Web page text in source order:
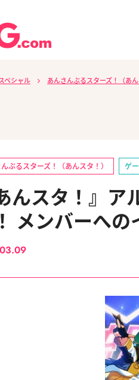
スペシャル あんさんぶるスターズ！（あん
ぶるスターズ！（あんスタ！） ゲ
んスタ！』
メンバーへ